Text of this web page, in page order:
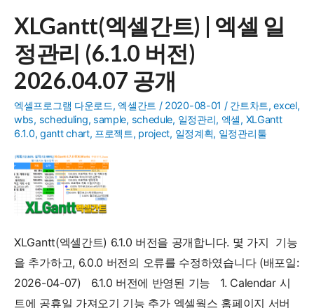
Sheets
2.0.0
업
데
이
트
XLGantt(엑셀간트) | 엑셀 일
정관리 (6.1.0 버전)
2026.04.07 공개
엑셀프로그램 다운로드, 엑셀간트 / 2020-08-01 / 간트차트,excel,
wbs, scheduling, sample, schedule, 일정관리, 엑셀, XLGantt
6.1.0, gantt chart, 프로젝트, project, 일정계획, 일정관리툴
XLGantt(엑셀간트) 6.1.0 버전을 공개합니다. 몇 가지 기능
을 추가하고, 6.0.0 버전의 오류를 수정하였습니다 (배포일:
2026-04-07) 6.1.0 버전에 반영된 기능 1. Calendar 시
트에 공휴일 가져오기 기능 추가 엑셀웍스 홈페이지 서버